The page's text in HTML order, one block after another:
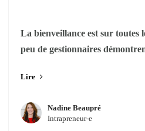
La bienveillance est sur toutes
peu de gestionnaires
Lire
Nadine Beaupré
Intrapreneur-e